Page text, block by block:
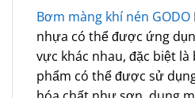
Bơm màng khí nén GODO
nhựa có thể được ứng
vực khác nhau, đặc biệt
phẩm có thể được sử